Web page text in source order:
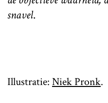
snavel.
Illustratie: Niek Pronk.